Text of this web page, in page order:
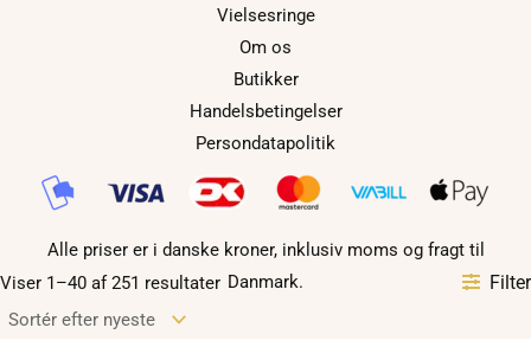
Viser 1–40 af 251 resultater Sorteret
efter Filter
Vielsesringe
Om os
Butikker
Handelsbetingelser
Persondatapolitik
Alle priser er i danske kroner, inklusiv moms og fragt til
Danmark.